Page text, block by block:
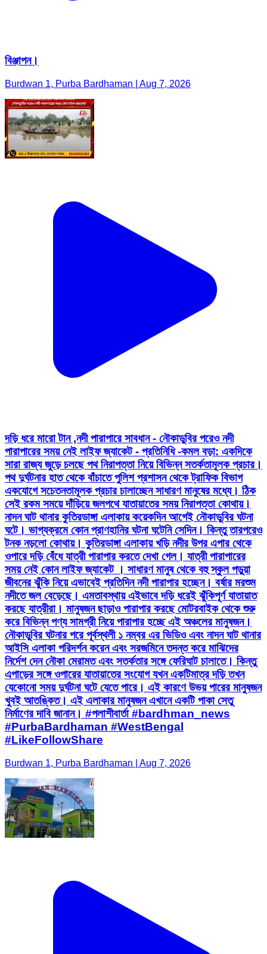
বিঞ্জাপন।
Burdwan 1, Purba Bardhaman | Aug 7, 2026
দড়ি ধরে মারো টান ,নদী পারাপারে সাবধান - নৌকাডুবির পরেও নদী
পারাপারের সময় নেই লাইফ জ্যাকেট - প্রতিনিধি -কমল বড়া: একদিকে
সারা রাজ্য জুড়ে চলছে পথ নিরাপত্তা নিয়ে বিভিন্ন সতর্কতামূলক প্রচার।
পথ দুর্ঘটনার হাত থেকে বাঁচাতে পুলিশ প্রশাসন থেকে ট্রাফিক বিভাগ
একযোগে সচেতনতামূলক প্রচার চালাচ্ছেন সাধারণ মানুষের মধ্যে। ঠিক
সেই রকম সময়ে দাঁড়িয়ে জলপথে যাতায়াতের সময় নিরাপত্তা কোথায়।
নাদন ঘাট থানার কুতিরডাঙ্গা এলাকায় কয়েকদিন আগেই নৌকাডুবির ঘটনা
ঘটে। ভাগ্যক্রমে কোন প্রাণহানির ঘটনা ঘটেনি সেদিন। কিন্তু তারপরেও
টনক নড়লো কোথায়। কুতিরডাঙ্গা এলাকায় খড়ি নদীর উপর এপার থেকে
ওপারে দড়ি বেঁধে যাত্রী পারাপার করতে দেখা গেল। যাত্রী পারাপারের
সময় নেই কোন লাইফ জ্যাকেট । সাধারণ মানুষ থেকে বহু স্কুল পড়ুয়া
জীবনের ঝুঁকি নিয়ে এভাবেই প্রতিদিন নদী পারাপার হচ্ছেন। বর্ষার মরশুম
নদীতে জল বেড়েছে। এমতাবস্থায় এইভাবে দড়ি ধরেই ঝুঁকিপূর্ণ যাতায়াত
করছে যাত্রীরা। মানুষজন ছাড়াও পারাপার করছে মোটরবাইক থেকে শুরু
করে বিভিন্ন পণ্য সামগ্রী নিয়ে পারাপার হচ্ছে এই অঞ্চলের মানুষজন।
নৌকাডুবির ঘটনার পরে পূর্বস্থলী ১ নম্বর এর ভিডিও এবং নাদন ঘাট থানার
আইসি এলাকা পরিদর্শন করেন এবং সরজমিনে তদন্ত করে মাঝিদের
নির্দেশ দেন নৌকা মেরামত এবং সতর্কতার সঙ্গে ফেরিঘাট চালাতে। কিন্তু
এপাড়ের সঙ্গে ওপারের যাতায়াতের সংযোগ যখন একটিমাত্র দড়ি তখন
যেকোনো সময় দুর্ঘটনা ঘটে যেতে পারে। এই কারণে উভয় পারের মানুষজন
খুবই আতঙ্কিত। এই এলাকার মানুষজন এখানে একটি পাকা সেতু
নির্মাণের দাবি জানান। #পলাশীবার্তা #bardhman_news
#PurbaBardhaman #WestBengal
#LikeFollowShare
Burdwan 1, Purba Bardhaman | Aug 7, 2026